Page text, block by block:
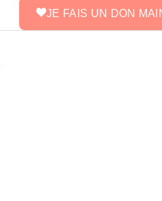
JE FAIS UN DON